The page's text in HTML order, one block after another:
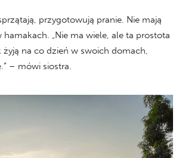
przygotowują pranie. Nie mają
hamakach. „Nie ma wiele, ale ta prostota
żyją na co dzień w swoich domach,
– mówi siostra.